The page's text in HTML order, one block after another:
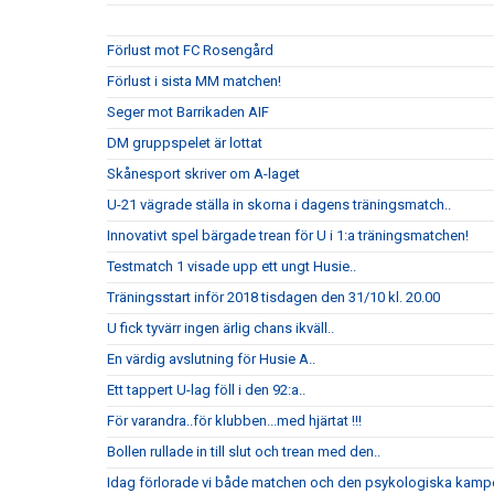
Förlust mot FC Rosengård
Förlust i sista MM matchen!
Seger mot Barrikaden AIF
DM gruppspelet är lottat
Skånesport skriver om A-laget
U-21 vägrade ställa in skorna i dagens träningsmatch..
Innovativt spel bärgade trean för U i 1:a träningsmatchen!
Testmatch 1 visade upp ett ungt Husie..
Träningsstart inför 2018 tisdagen den 31/10 kl. 20.00
U fick tyvärr ingen ärlig chans ikväll..
En värdig avslutning för Husie A..
Ett tappert U-lag föll i den 92:a..
För varandra..för klubben...med hjärtat !!!
Bollen rullade in till slut och trean med den..
Idag förlorade vi både matchen och den psykologiska